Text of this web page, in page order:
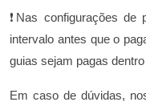
❗Nas configurações de
intervalo antes que o
guias sejam pagas
Em caso de dúvidas,